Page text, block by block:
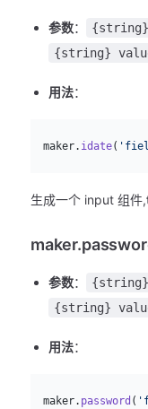
参数：
{string}
用法：
  maker.
idate(
生成一个 input 组件,
参数：
{string}
用法：
  maker.
password (